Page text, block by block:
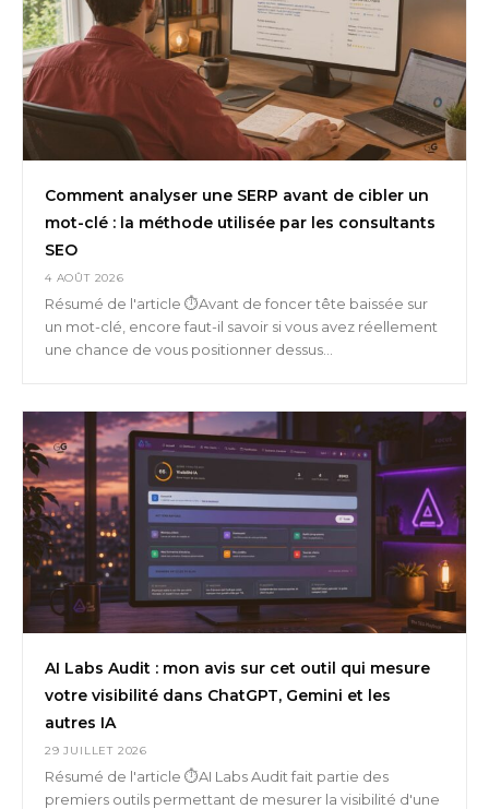
Comment analyser une SERP avant de cibler un
mot-clé : la méthode utilisée par les consultants
SEO
4 AOÛT 2026
Résumé de l'article ⏱️Avant de foncer tête baissée sur
un mot-clé, encore faut-il savoir si vous avez réellement
une chance de vous positionner dessus...
AI Labs Audit : mon avis sur cet outil qui mesure
votre visibilité dans ChatGPT, Gemini et les
autres IA
29 JUILLET 2026
Résumé de l'article ⏱️AI Labs Audit fait partie des
premiers outils permettant de mesurer la visibilité d'une